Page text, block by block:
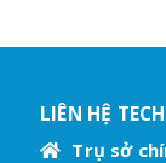
LIÊN HỆ
Trụ sở